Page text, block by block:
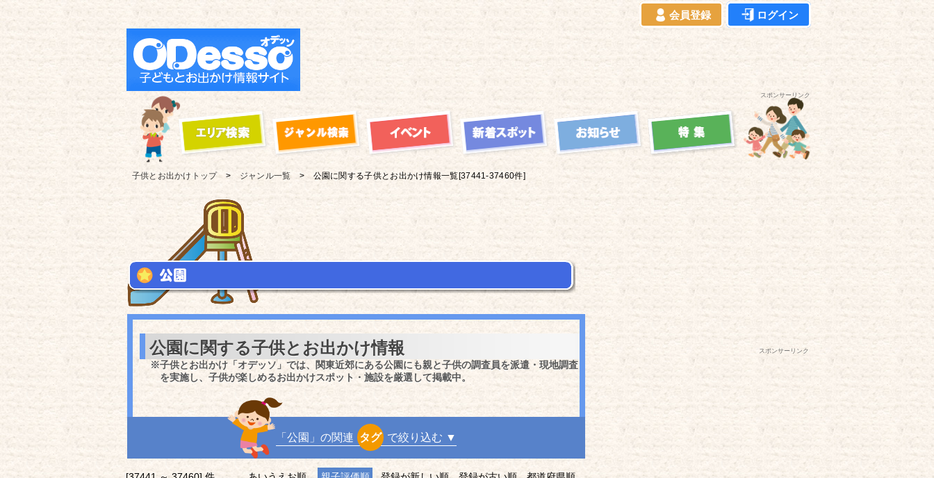
会員登録 ログイン
スポンサーリンク
子供とお出かけ トップ ジャンル一覧 公園に関する子供とお出かけ情報一覧[37441-37460件]
公園に関する子供とお出かけ情報
※子供とお出かけ「オデッソ」では、関東近郊にある公園にも親と子供の調査員を派遣・現地調査
を実施し、子供が楽しめるお出かけスポット・施設を厳選して掲載中。
「公園」の関連 タグ で絞り込む ▼
スポンサーリンク